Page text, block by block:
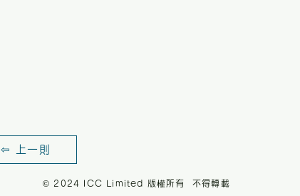
⇦ 上一則
© 2024 ICC Limited 版權所有 不得轉載